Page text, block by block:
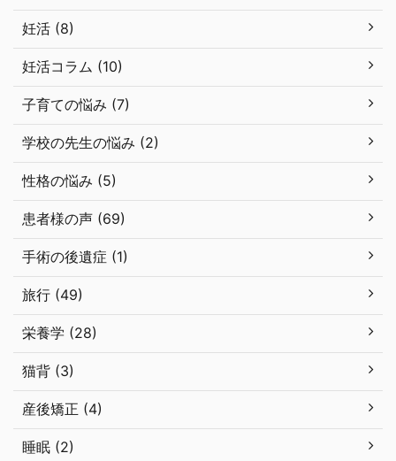
妊活 (8)
妊活コラム (10)
子育ての悩み (7)
学校の先生の悩み (2)
性格の悩み (5)
患者様の声 (69)
手術の後遺症 (1)
旅行 (49)
栄養学 (28)
猫背 (3)
産後矯正 (4)
睡眠 (2)